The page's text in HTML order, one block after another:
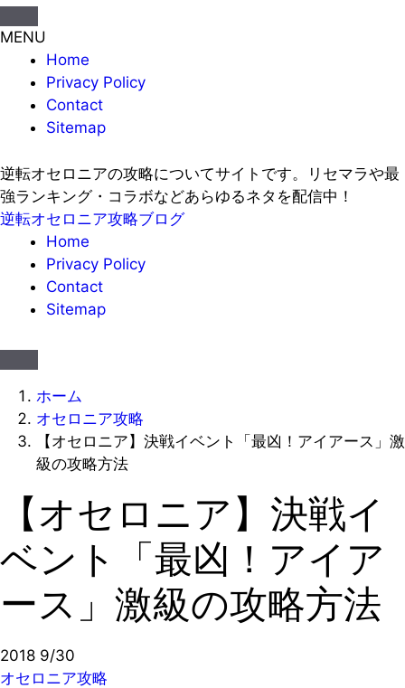
MENU
Home
Privacy Policy
Contact
Sitemap
逆転オセロニアの攻略についてサイトです。リセマラや最
強ランキング・コラボなどあらゆるネタを配信中！
逆転オセロニア攻略ブログ
Home
Privacy Policy
Contact
Sitemap
ホーム
オセロニア攻略
【オセロニア】決戦イベント「最凶！アイアース」激
級の攻略方法
【オセロニア】決戦イ
ベント「最凶！アイア
ース」激級の攻略方法
2018 9/30
オセロニア攻略